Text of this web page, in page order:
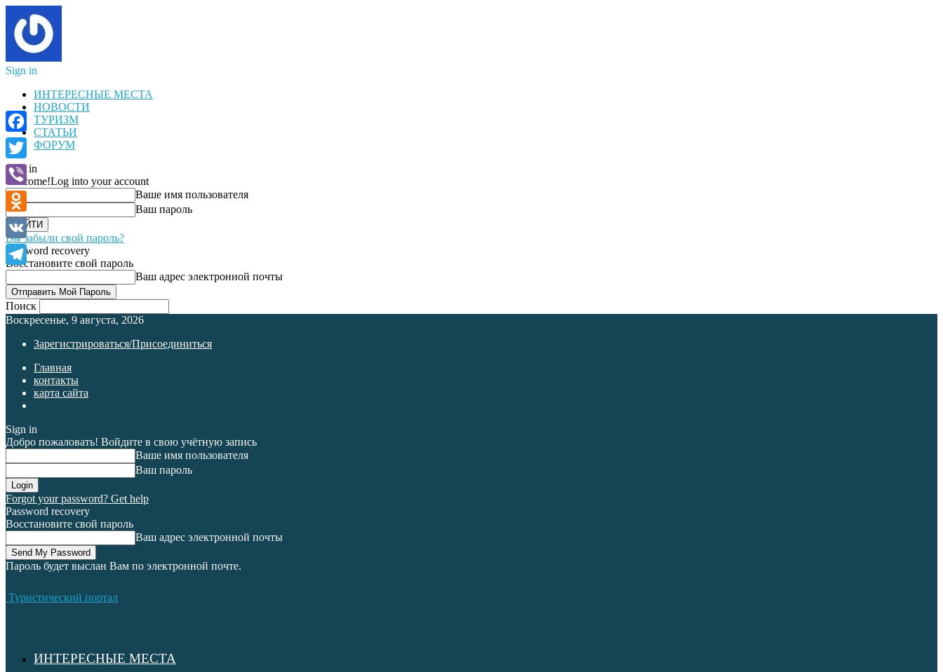
Sign in
ИНТЕРЕСНЫЕ МЕСТА
НОВОСТИ
ТУРИЗМ
СТАТЬИ
ФОРУМ
Sign in
Welcome!Log into your account
Ваше имя пользователя
Ваш пароль
Вы забыли свой пароль?
Password recovery
Восстановите свой пароль
Ваш адрес электронной почты
Поиск
Воскресенье, 9 августа, 2026
Зарегистрироваться/Присоединиться
Главная
контакты
карта сайта
Sign in
Добро пожаловать! Войдите в свою учётную запись
Ваше имя пользователя
Ваш пароль
Forgot your password? Get help
Password recovery
Восстановите свой пароль
Ваш адрес электронной почты
Пароль будет выслан Вам по электронной почте.
Туристический портал
ИНТЕРЕСНЫЕ МЕСТА
Facebook
Twitter
Viber
Odnoklassniki
VK